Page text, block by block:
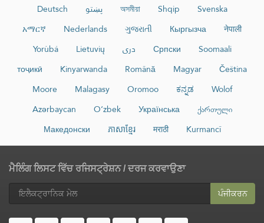
Deutsch
پښتو অসমীয়া Shqip
Svenska
አማርኛ
Nederlands ગુજરાતી Кыргызча
नेपाली
Yorùbá
Lietuvių دری Српски
Soomaali
тоҷикӣ
Kinyarwanda Română Magyar
Čeština
Moore
Malagasy Oromoo ಕನ್ನಡ
Wolof
Azərbaycan
O‘zbek Українська
ქართული
Македонски
ភាសាខ្មែរ मराठी Kurmancî
ਮੈਲਿੰਗ ਲਿਸਟ ਵਿੱਚ ਰਜਿਸਟ੍ਰੇਸ਼ਨ / ਦਰਜ ਕਰਵਾਉਣਾ
ਪੰਜੀਕਰਨ